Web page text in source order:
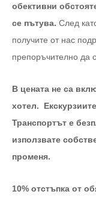
обективни
се пътува. След
получите от нас
препоръчително да
В цената не са
хотел.
Транспортът е
използвате
променя.
10% отстъпка от